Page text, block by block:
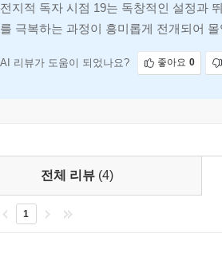
전지적 독자 시점 19는 독창적인 설정과
를 극복하는 과정이 흥미롭게 전개되어
돋보입니다. 방대한 세계관에도 불구하
전체 리뷰(4)